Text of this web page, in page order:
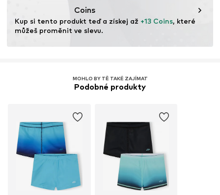
Coins
Kup si tento produkt teď a získej až +13 Coins, které
můžeš proměnit ve slevu.
MOHLO BY TĚ TAKÉ ZAJÍMAT
Podobné produkty